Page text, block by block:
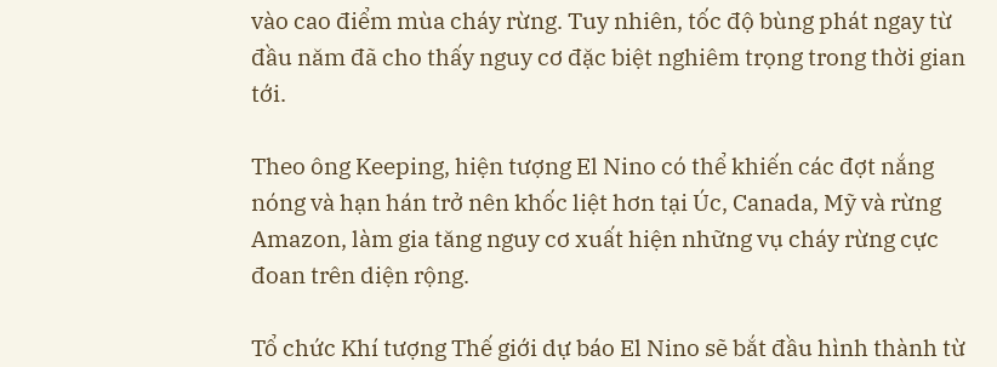
vào cao điểm mùa cháy rừng. Tuy nhiên, tốc độ bùng phát ngay từ
đầu năm đã cho thấy nguy cơ đặc biệt nghiêm trọng trong thời gian
tới.
Theo ông Keeping, hiện tượng El Nino có thể khiến các đợt nắng
nóng và hạn hán trở nên khốc liệt hơn tại Úc, Canada, Mỹ và rừng
Amazon, làm gia tăng nguy cơ xuất hiện những vụ cháy rừng cực
đoan trên diện rộng.
Tổ chức Khí tượng Thế giới dự báo El Nino sẽ bắt đầu hình thành từ